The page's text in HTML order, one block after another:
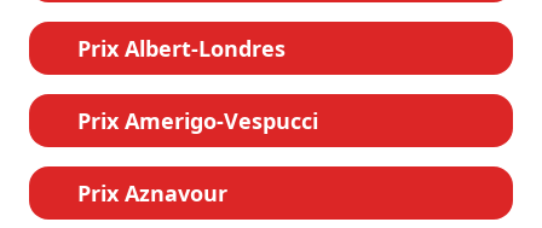
Prix Albert-Londres
Prix Amerigo-Vespucci
Prix Aznavour